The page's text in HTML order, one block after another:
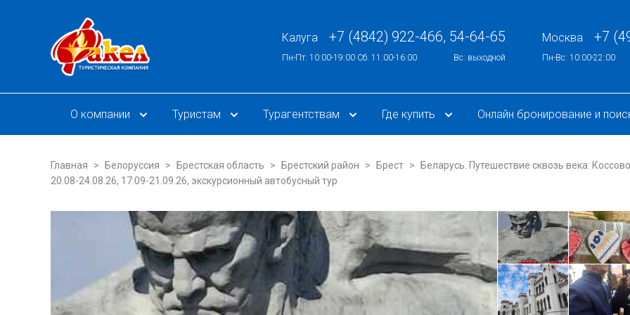
Калуга +7 (4842) 922-466, 54-64-65
Пн-Пт: 10:00-19:00 Сб: 11:00-16:00 Вс: выходной
Москва +7
Пн-Вс: 10:00-22:00
О компании Туристам Турагентствам Где купить Онлайн бронирование и
Главная Белоруссия Брестская область Брестский район Брест
Беларусь. Путешествие сквозь века:
20.08-24.08.26, 17.09-21.09.26, экскурсионный автобусный тур